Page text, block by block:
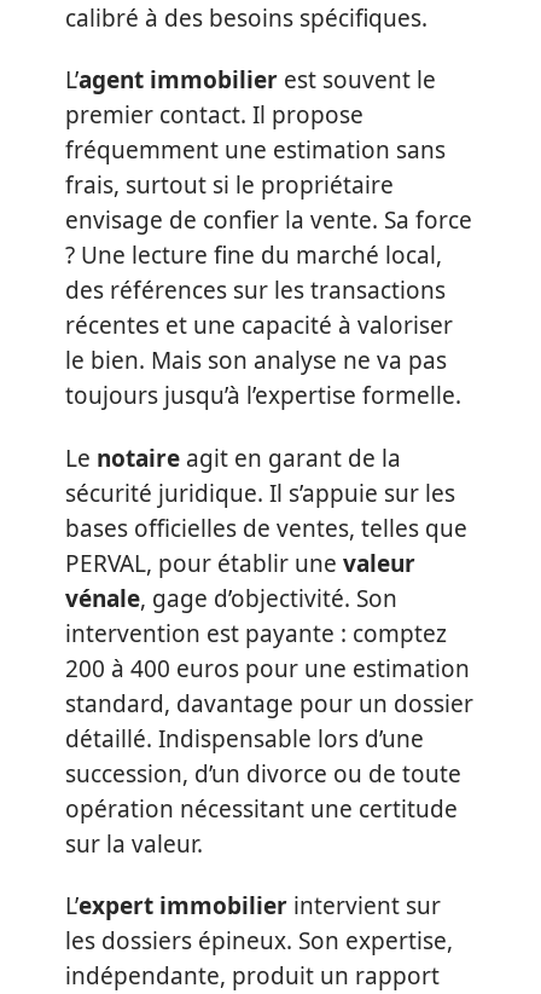
calibré à des besoins spécifiques.
L’agent immobilier est souvent le
premier contact. Il propose
fréquemment une estimation sans
frais, surtout si le propriétaire
envisage de confier la vente. Sa force
? Une lecture fine du marché local,
des références sur les transactions
récentes et une capacité à valoriser
le bien. Mais son analyse ne va pas
toujours jusqu’à l’expertise formelle.
Le notaire agit en garant de la
sécurité juridique. Il s’appuie sur les
bases officielles de ventes, telles que
PERVAL, pour établir une valeur
vénale, gage d’objectivité. Son
intervention est payante : comptez
200 à 400 euros pour une estimation
standard, davantage pour un dossier
détaillé. Indispensable lors d’une
succession, d’un divorce ou de toute
opération nécessitant une certitude
sur la valeur.
L’expert immobilier intervient sur
les dossiers épineux. Son expertise,
indépendante, produit un rapport